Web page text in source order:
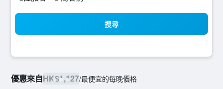
搜尋
優惠來自HK$1,127/最便宜的每晚價格